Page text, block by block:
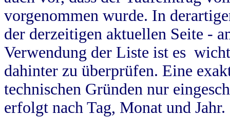
vorgenommen wurde. In
der derzeitigen aktuellen Seite -
Verwendung der Liste ist es
dahinter zu überprüfen. Eine
technischen Gründen nur
erfolgt nach Tag, Monat und Jahr.